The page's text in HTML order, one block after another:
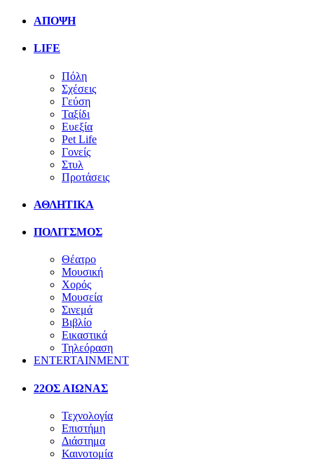
ΑΠΟΨΗ
LIFE
Πόλη
Σχέσεις
Γεύση
Ταξίδι
Ευεξία
Pet Life
Γονείς
Στυλ
Προτάσεις
ΑΘΛΗΤΙΚΑ
ΠΟΛΙΤΣΜΟΣ
Θέατρο
Μουσική
Χορός
Μουσεία
Σινεμά
Βιβλίο
Εικαστικά
Τηλεόραση
ENTERTAINMENT
22ΟΣ ΑΙΩΝΑΣ
Τεχνολογία
Επιστήμη
Διάστημα
Καινοτομία